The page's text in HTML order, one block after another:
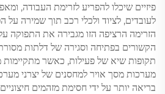
פיזיים שיכלו להפריע לזרימת העבודה,
לעובדים, לציוד ולכלי רכב תוך שמירה על
הזרימה הרציפה הזו מגבירה את התפוקה
הקשורים בפתיחה וסגירה של דלתות
תקופות שיא של פעילות, כאשר מתקיימות
מערכות מסך אויר למחסנים של יצרני
בריאה יותר על ידי חסימת מזהמים